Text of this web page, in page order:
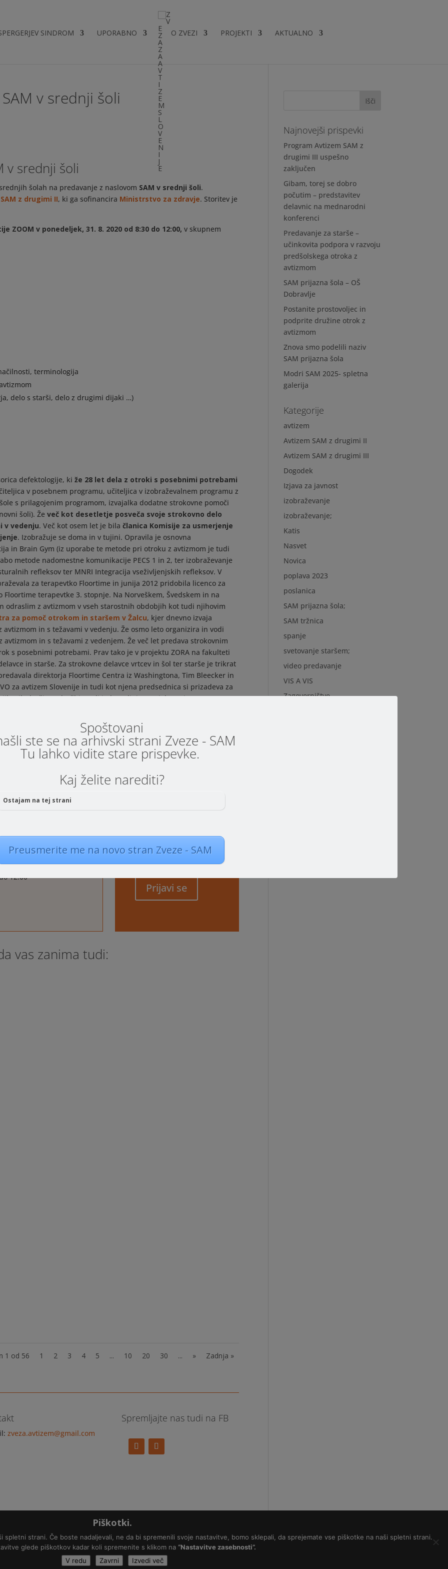
SINDROM UPORABNO O ZVEZI PROJEKTI AKTUALNO
v srednji šoli
v srednji šoli
šolah na predavanje z naslovom SAM v srednji šoli.
z drugimi II, ki ga sofinancira Ministrstvo za zdravje. Storitev je
ZOOM v ponedeljek, 31. 8. 2020 od 8:30 do 12:00, v skupnem
terminologija
delo s starši, delo z drugimi dijaki …)
defektologije, kiže 28 let dela z otroki s posebnimi potrebami
v posebnem programu, učiteljica v izobraževalnem programu z
s prilagojenim programom, izvajalka dodatne strokovne pomoči
šoli). Ževeč kot desetletje posveča svoje strokovno delo
v vedenju. Več kot osem let je bilačlanica Komisije za usmerjenje
. Izobražuje se doma in v tujini. Opravila je osnovna
in Brain Gym (iz uporabe te metode pri otroku z avtizmom je tudi
metode nadomestne komunikacije PECS 1 in 2, ter izobraževanje
refleksov ter MNRI Integracija vseživljenjskih refleksov. V
za terapevtko Floortime in junija 2012 pridobila licenco za
terapevtke 3. stopnje. Na Norveškem, Švedskem in na
odraslim z avtizmom v vseh starostnih obdobjih kot tudi njihovim
za pomoč otrokom in staršem v Žalcu, kjer dnevno izvaja
in s težavami v vedenju. Že osmo leto organizira in vodi
in s težavami z vedenjem. Že več let predava strokovnim
s posebnimi potrebami. Prav tako je v projektu ZORA na fakulteti
in starše. Za strokovne delavce vrtcev in šol ter starše je trikrat
direktorja Floortime Centra iz Washingtona, Tim Bleecker in
za avtizem Slovenije in tudi kot njena predsednica si prizadeva za
družin v družbi. Vodi in koordinira projekt Avtizem SAM z
potrebami. Reference s predavanj si preberite
predavatelji srednjih šol. Obvezna je predhodna
12:00
Prijavni obrazec
Prijavi se
vas zanima tudi:
1 od 56 1 2 3 4 5 ... 10 20 30 ... » Zadnja »
zveza.avtizem@gmail.com
Spremljajte nas tudi na FB
Najnovejši prispevki
Program Avtizem SAM z
drugimi III uspešno
zaključen
Gibam, torej se dobro
počutim – predstavitev
delavnic na mednarodni
konferenci
Predavanje za starše –
učinkovita podpora v razvoju
predšolskega otroka z
avtizmom
SAM prijazna šola – OŠ
Dobravlje
Postanite prostovoljec in
podprite družine otrok z
avtizmom
Znova smo podelili naziv
SAM prijazna šola
Modri SAM 2025- spletna
galerija
Kategorije
avtizem
Avtizem SAM z drugimi II
Avtizem SAM z drugimi III
Dogodek
Izjava za javnost
izobraževanje
izobraževanje;
Katis
Nasvet
Novica
poplava 2023
poslanica
SAM prijazna šola;
SAM tržnica
spanje
svetovanje staršem;
video predavanje
VIS A VIS
Zagovorništvo
Piškotki.
spletni strani. Če boste nadaljevali, ne da bi spremenili svoje nastavitve, bomo sklepali, da sprejemate vse piškotke na naši spletni strani.
glede piškotkov kadar koli spremenite s klikom na “Nastavitve zasebnosti”.
V redu
Zavrni Izvedi več
Spoštovani
ste se na arhivski strani Zveze - SAM
Tu lahko vidite stare prispevke.
Kaj želite narediti?
Ostajam na tej strani
Preusmerite me na novo stran Zveze - SAM